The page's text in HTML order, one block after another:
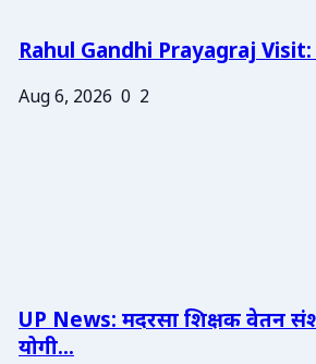
Rahul Gandhi Prayagraj Visit:
Aug 6, 2026 0 2
UP News: मदरसा शिक्षक वेतन
योगी...